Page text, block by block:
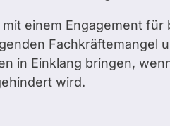
einem Engagement
Fachkräftemangel
in Einklang bringen,
wird.